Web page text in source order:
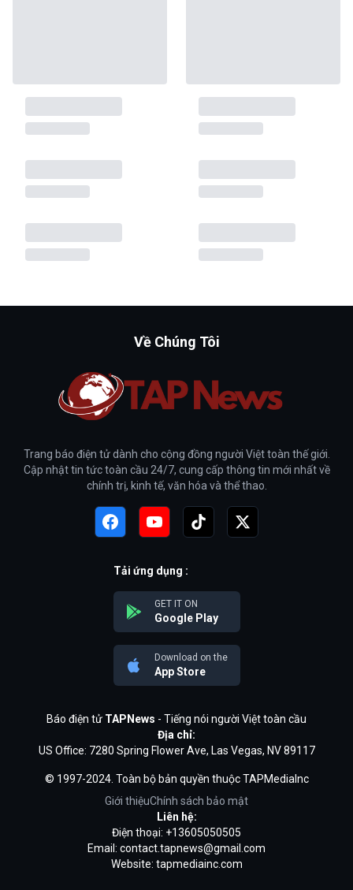
Về Chúng Tôi
Trang báo điện tử dành cho cộng đồng người Việt toàn thế giới.
Cập nhật tin tức toàn cầu 24/7, cung cấp thông tin mới nhất về
chính trị, kinh tế, văn hóa và thể thao.
Tải ứng dụng :
GET IT ON
Google Play
Download on the
App Store
Báo điện tử TAPNews - Tiếng nói người Việt toàn cầu
Địa chỉ:
US Office: 7280 Spring Flower Ave, Las Vegas, NV 89117
© 1997-2024. Toàn bộ bản quyền thuộc TAPMediaInc
Giới thiệuChính sách bảo mật
Liên hệ:
Điện thoại: +13605050505
Email: contact.tapnews@gmail.com
Website: tapmediainc.com